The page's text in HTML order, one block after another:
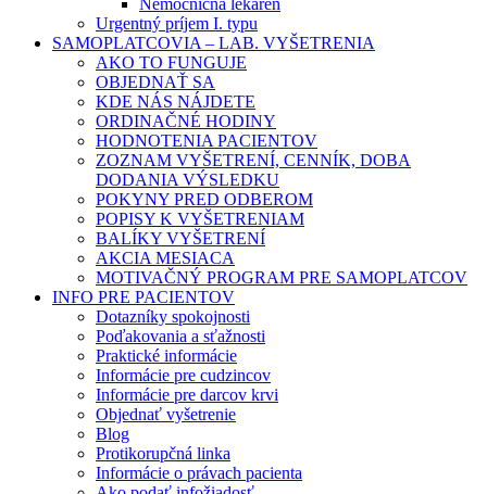
Nemocničná lekáreň
Urgentný príjem I. typu
SAMOPLATCOVIA – LAB. VYŠETRENIA
AKO TO FUNGUJE
OBJEDNAŤ SA
KDE NÁS NÁJDETE
ORDINAČNÉ HODINY
HODNOTENIA PACIENTOV
ZOZNAM VYŠETRENÍ, CENNÍK, DOBA
DODANIA VÝSLEDKU
POKYNY PRED ODBEROM
POPISY K VYŠETRENIAM
BALÍKY VYŠETRENÍ
AKCIA MESIACA
MOTIVAČNÝ PROGRAM PRE SAMOPLATCOV
INFO PRE PACIENTOV
Dotazníky spokojnosti
Poďakovania a sťažnosti
Praktické informácie
Informácie pre cudzincov
Informácie pre darcov krvi
Objednať vyšetrenie
Blog
Protikorupčná linka
Informácie o právach pacienta